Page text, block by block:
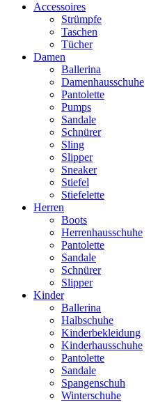
Accessoires
Strümpfe
Taschen
Tücher
Damen
Ballerina
Damenhausschuhe
Pantolette
Pumps
Sandale
Schnürer
Sling
Slipper
Sneaker
Stiefel
Stiefelette
Herren
Boots
Herrenhausschuhe
Pantolette
Sandale
Schnürer
Slipper
Kinder
Ballerina
Halbschuhe
Kinderbekleidung
Kinderhausschuhe
Pantolette
Sandale
Spangenschuh
Winterschuhe